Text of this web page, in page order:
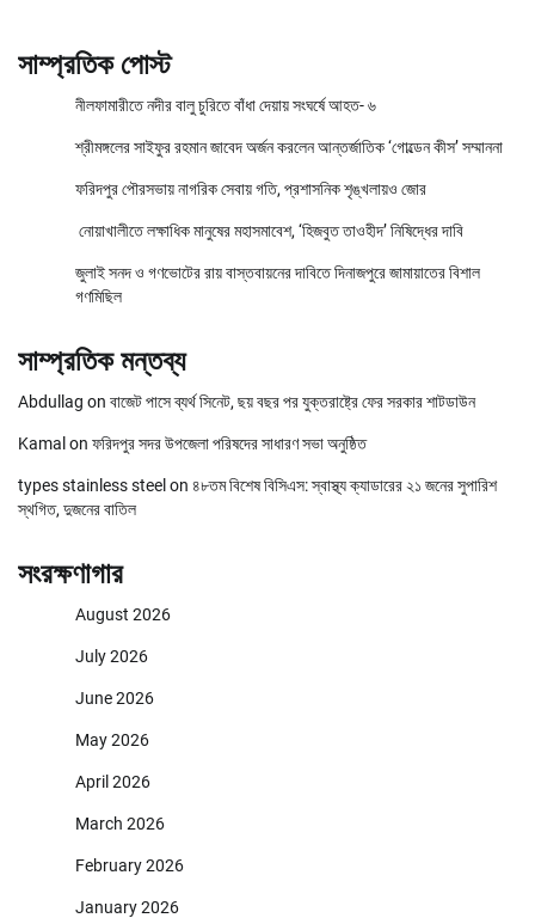
সাম্প্রতিক পোস্ট
নীলফামারীতে নদীর বালু চুরিতে বাঁধা দেয়ায় সংঘর্ষে আহত- ৬
শ্রীমঙ্গলের সাইফুর রহমান জাবেদ অর্জন করলেন আন্তর্জাতিক ‘গোল্ডেন কীস’ সম্মাননা
ফরিদপুর পৌরসভায় নাগরিক সেবায় গতি, প্রশাসনিক শৃঙ্খলায়ও জোর
নোয়াখালীতে লক্ষাধিক মানুষের মহাসমাবেশ, ‘হিজবুত তাওহীদ’ নিষিদ্ধের দাবি
জুলাই সনদ ও গণভোটের রায় বাস্তবায়নের দাবিতে দিনাজপুরে জামায়াতের বিশাল
গণমিছিল
সাম্প্রতিক মন্তব্য
Abdullag on বাজেট পাসে ব্যর্থ সিনেট, ছয় বছর পর যুক্তরাষ্ট্রে ফের সরকার শাটডাউন
Kamal on ফরিদপুর সদর উপজেলা পরিষদের সাধারণ সভা অনুষ্ঠিত
types stainless steel on ৪৮তম বিশেষ বিসিএস: স্বাস্থ্য ক্যাডারের ২১ জনের সুপারিশ
স্থগিত, দুজনের বাতিল
সংরক্ষণাগার
August 2026
July 2026
June 2026
May 2026
April 2026
March 2026
February 2026
January 2026